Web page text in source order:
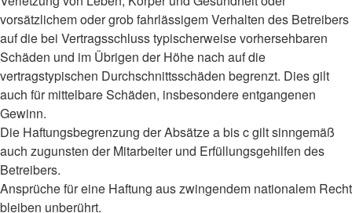
vorsätzlichem oder grob fahrlässigem Verhalten des Betreibers
auf die bei Vertragsschluss typischerweise vorhersehbaren
Schäden und im Übrigen der Höhe nach auf die
vertragstypischen Durchschnittsschäden begrenzt. Dies gilt
auch für mittelbare Schäden, insbesondere entgangenen
Gewinn.
Die Haftungsbegrenzung der Absätze a bis c gilt sinngemäß
auch zugunsten der Mitarbeiter und Erfüllungsgehilfen des
Betreibers.
Ansprüche für eine Haftung aus zwingendem nationalem Recht
bleiben unberührt.